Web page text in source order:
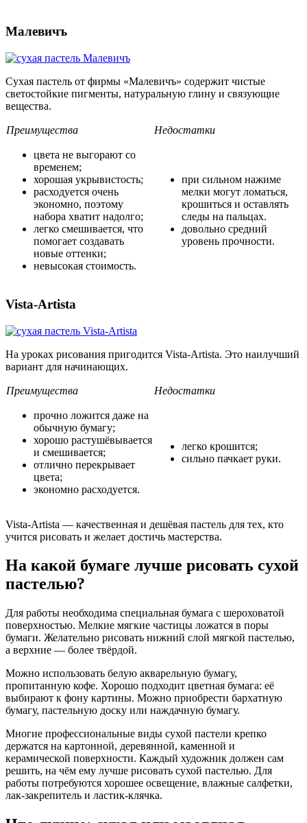
Малевичъ
Сухая пастель от фирмы «Малевичъ» содержит чистые
светостойкие пигменты, натуральную глину и связующие
вещества.
Преимущества Недостатки
цвета не выгорают со
временем;
хорошая укрывистость;
расходуется очень
экономно, поэтому
набора хватит надолго;
легко смешивается, что
помогает создавать
новые оттенки;
невысокая стоимость.
при сильном нажиме
мелки могут ломаться,
крошиться и оставлять
следы на пальцах.
довольно средний
уровень прочности.
Vista-Artista
На уроках рисования пригодится Vista-Artista. Это наилучший
вариант для начинающих.
Преимущества Недостатки
прочно ложится даже на
обычную бумагу;
хорошо растушёвывается
и смешивается;
отлично перекрывает
цвета;
экономно расходуется.
легко крошится;
сильно пачкает руки.
Vista-Artista — качественная и дешёвая пастель для тех, кто
учится рисовать и желает достичь мастерства.
На какой бумаге лучше рисовать сухой
пастелью?
Для работы необходима специальная бумага с шероховатой
поверхностью. Мелкие мягкие частицы ложатся в поры
бумаги. Желательно рисовать нижний слой мягкой пастелью,
а верхние — более твёрдой.
Можно использовать белую акварельную бумагу,
пропитанную кофе. Хорошо подходит цветная бумага: её
выбирают к фону картины. Можно приобрести бархатную
бумагу, пастельную доску или наждачную бумагу.
Многие профессиональные виды сухой пастели крепко
держатся на картонной, деревянной, каменной и
керамической поверхности. Каждый художник должен сам
решить, на чём ему лучше рисовать сухой пастелью. Для
работы потребуются хорошее освещение, влажные салфетки,
лак-закрепитель и ластик-клячка.